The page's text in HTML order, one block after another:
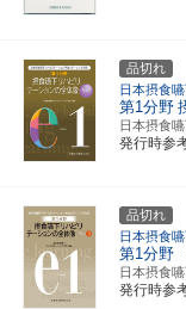
品切れ
日本摂食
第1分野
日本摂食
発行時参
品切れ
日本摂食
第1分野
日本摂食
発行時参